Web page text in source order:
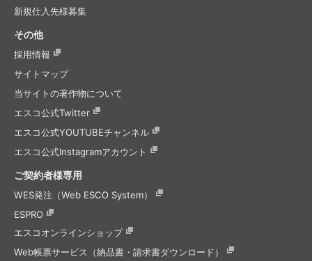
新規仕入先様募集
その他
採用情報
サイトマップ
当サイトの著作物について
エスコ公式Twitter
エスコ公式YOUTUBEチャンネル
エスコ公式Instagramアカウント
ご契約者様専用
WES発注（Web ESCO System）
ESPRO
エスコオンラインショップ
Web帳票サービス（納品書・請求書ダウンロード）